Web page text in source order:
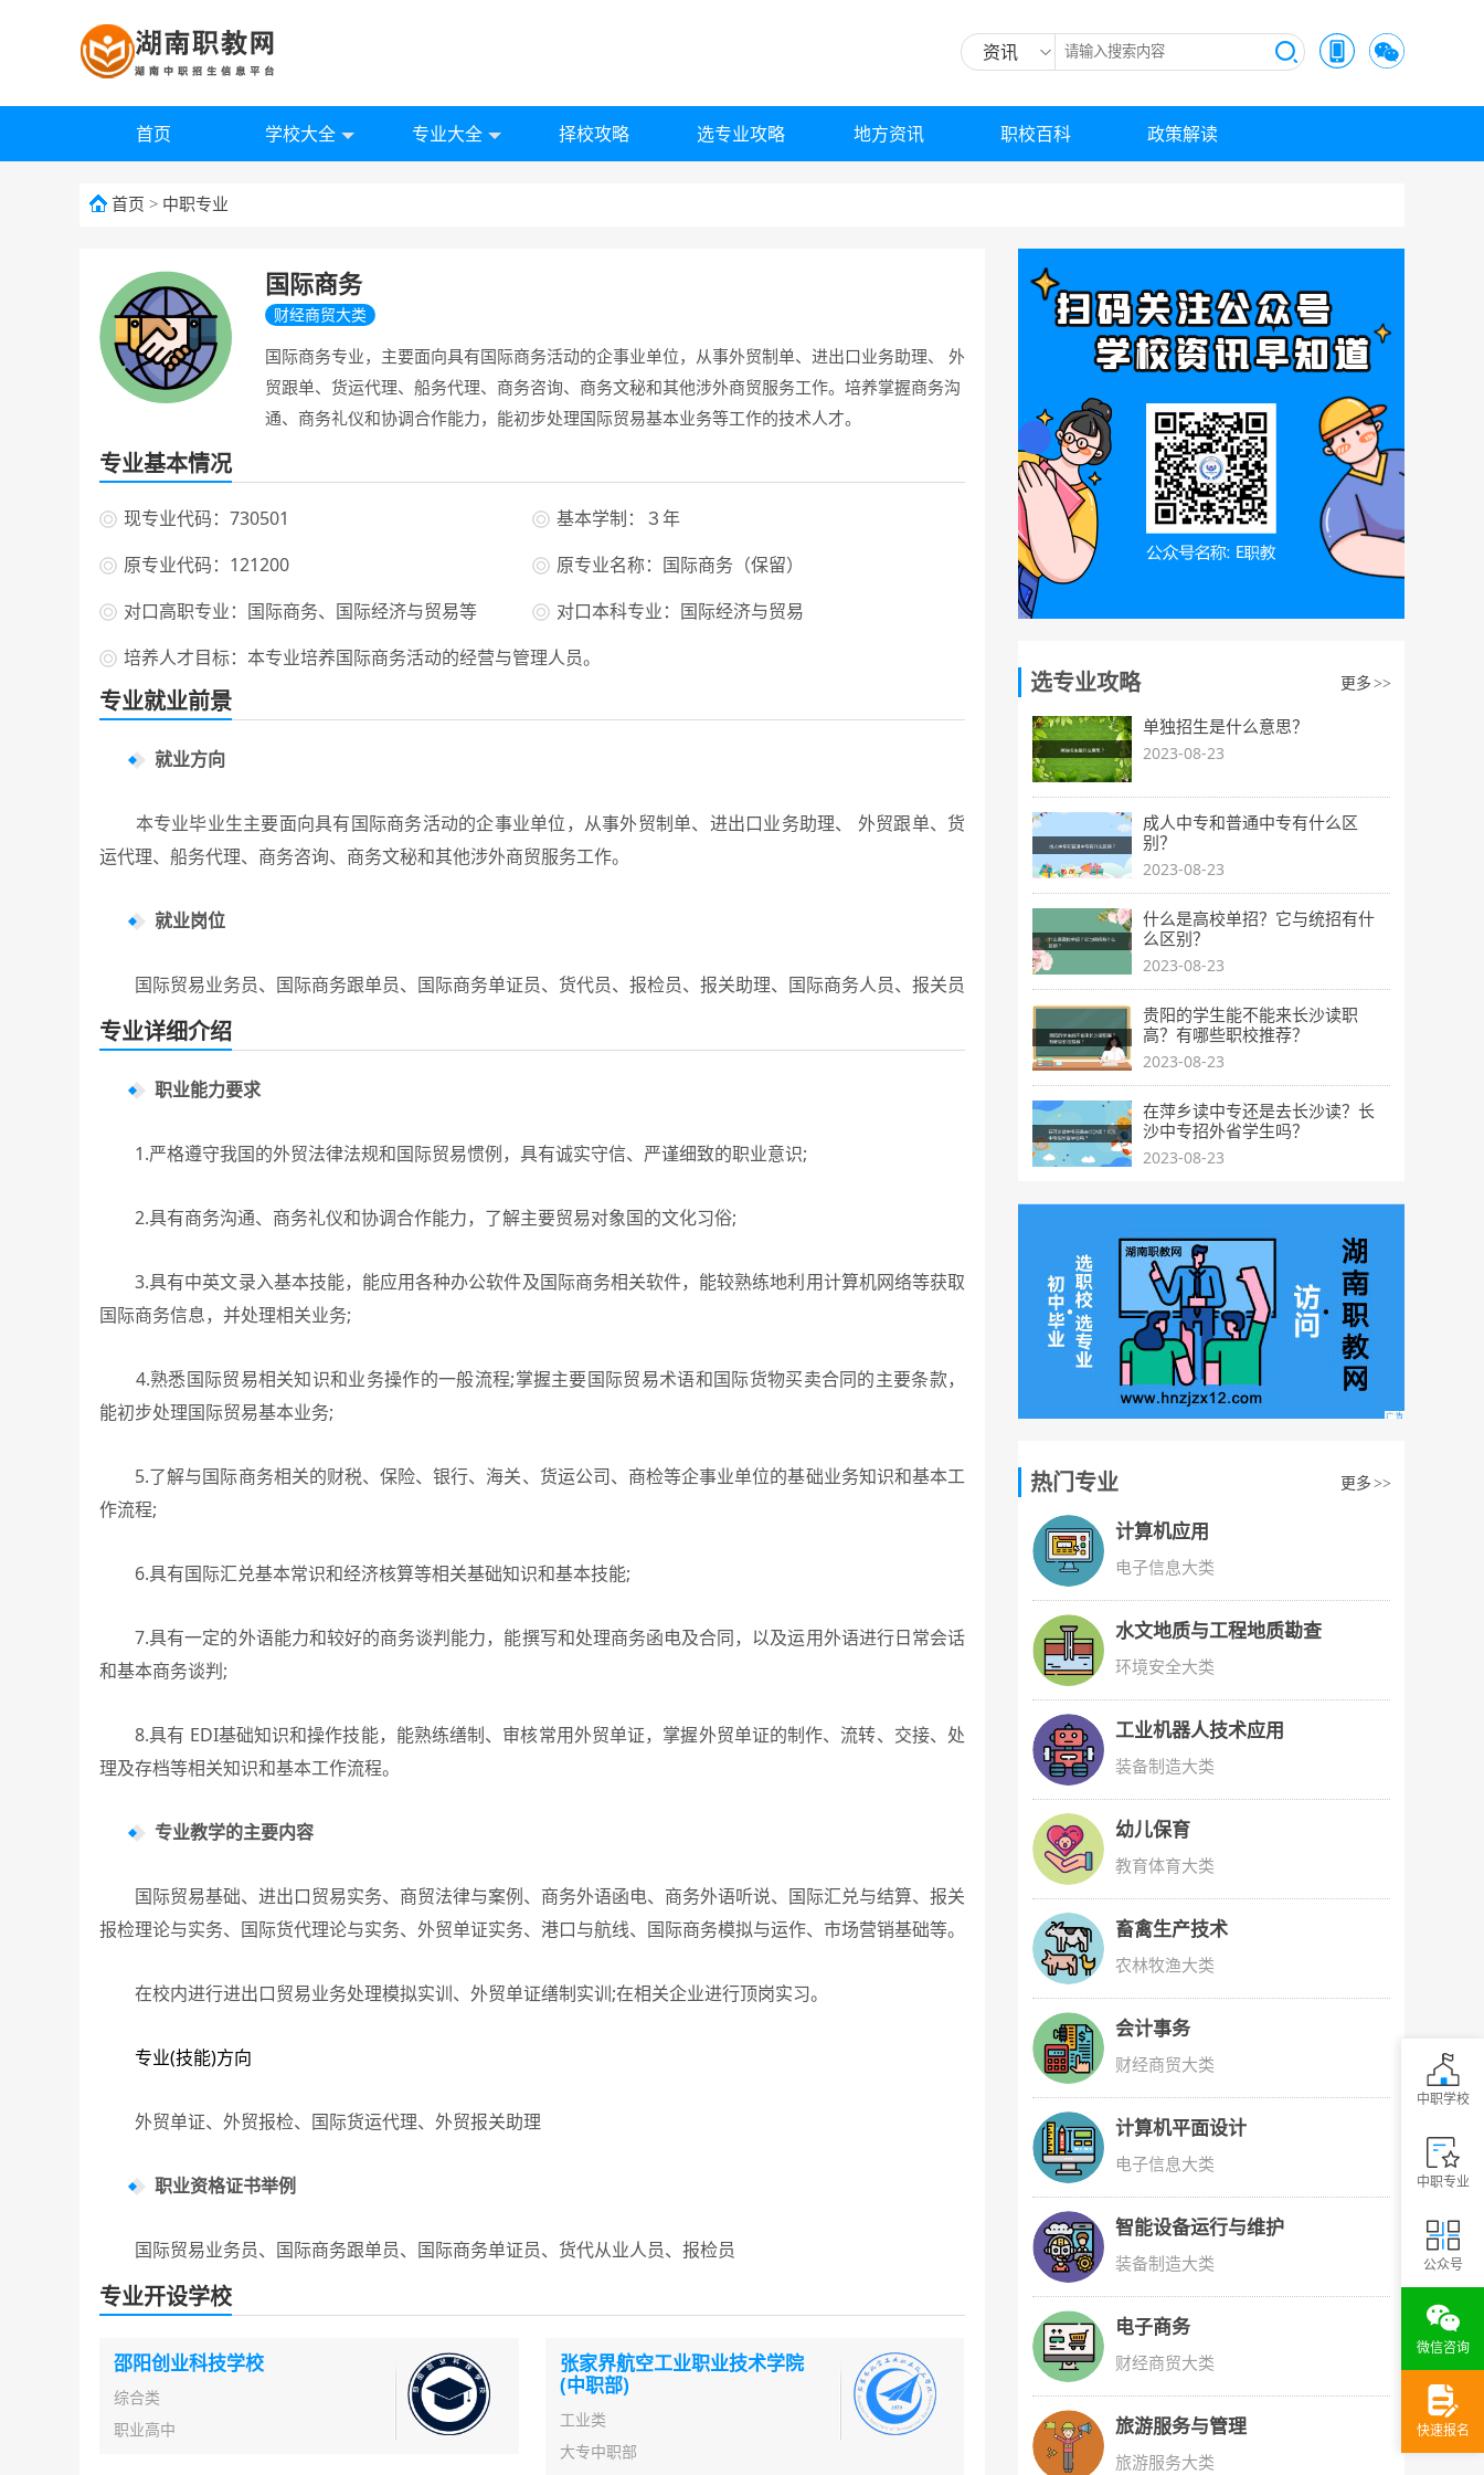
资讯
首页 学校大全 专业大全 择校攻略 选专业攻略 地方资讯 职校百科 政策解读
首页 > 中职专业
国际商务
财经商贸大类
国际商务专业，主要面向具有国际商务活动的企事业单位，从事外贸制单、进出口业务助理、 外
贸跟单、货运代理、船务代理、商务咨询、商务文秘和其他涉外商贸服务工作。培养掌握商务沟
通、商务礼仪和协调合作能力，能初步处理国际贸易基本业务等工作的技术人才。
专业基本情况
现专业代码：730501
基本学制：３年
原专业代码：121200
原专业名称：国际商务（保留）
对口高职专业：国际商务、国际经济与贸易等
对口本科专业：国际经济与贸易
培养人才目标：本专业培养国际商务活动的经营与管理人员。
专业就业前景
就业方向
本专业毕业生主要面向具有国际商务活动的企事业单位，从事外贸制单、进出口业务助理、 外贸跟单、货
运代理、船务代理、商务咨询、商务文秘和其他涉外商贸服务工作。
就业岗位
国际贸易业务员、国际商务跟单员、国际商务单证员、货代员、报检员、报关助理、国际商务人员、报关员
专业详细介绍
职业能力要求
1.严格遵守我国的外贸法律法规和国际贸易惯例，具有诚实守信、严谨细致的职业意识;
2.具有商务沟通、商务礼仪和协调合作能力，了解主要贸易对象国的文化习俗;
3.具有中英文录入基本技能，能应用各种办公软件及国际商务相关软件，能较熟练地利用计算机网络等获取
国际商务信息，并处理相关业务;
4.熟悉国际贸易相关知识和业务操作的一般流程;掌握主要国际贸易术语和国际货物买卖合同的主要条款，
能初步处理国际贸易基本业务;
5.了解与国际商务相关的财税、保险、银行、海关、货运公司、商检等企事业单位的基础业务知识和基本工
作流程;
6.具有国际汇兑基本常识和经济核算等相关基础知识和基本技能;
7.具有一定的外语能力和较好的商务谈判能力，能撰写和处理商务函电及合同，以及运用外语进行日常会话
和基本商务谈判;
8.具有 EDI基础知识和操作技能，能熟练缮制、审核常用外贸单证，掌握外贸单证的制作、流转、交接、处
理及存档等相关知识和基本工作流程。
专业教学的主要内容
国际贸易基础、进出口贸易实务、商贸法律与案例、商务外语函电、商务外语听说、国际汇兑与结算、报关
报检理论与实务、国际货代理论与实务、外贸单证实务、港口与航线、国际商务模拟与运作、市场营销基础等。
在校内进行进出口贸易业务处理模拟实训、外贸单证缮制实训;在相关企业进行顶岗实习。
专业(技能)方向
外贸单证、外贸报检、国际货运代理、外贸报关助理
职业资格证书举例
国际贸易业务员、国际商务跟单员、国际商务单证员、货代从业人员、报检员
专业开设学校
邵阳创业科技学校
综合类
职业高中
张家界航空工业职业技术学院
(中职部)
工业类
大专中职部
选专业攻略 更多 >>
单独招生是什么意思？
2023-08-23
成人中专和普通中专有什么区
别？
2023-08-23
什么是高校单招？它与统招有什
么区别？
2023-08-23
贵阳的学生能不能来长沙读职
高？有哪些职校推荐？
2023-08-23
在萍乡读中专还是去长沙读？长
沙中专招外省学生吗？
2023-08-23
热门专业 更多 >>
计算机应用
电子信息大类
水文地质与工程地质勘查
环境安全大类
工业机器人技术应用
装备制造大类
幼儿保育
教育体育大类
畜禽生产技术
农林牧渔大类
会计事务
财经商贸大类
计算机平面设计
电子信息大类
智能设备运行与维护
装备制造大类
电子商务
财经商贸大类
旅游服务与管理
旅游服务大类
中职学校
中职专业
公众号
微信咨询
快速报名